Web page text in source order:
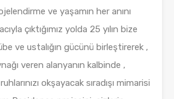
ve yaşamın her anını
çıktığımız yolda 25 yılın bize
ve ustalığın gücünü birleştirerek ,
veren alanyanın kalbinde ,
okşayacak sıradışı mimarisi